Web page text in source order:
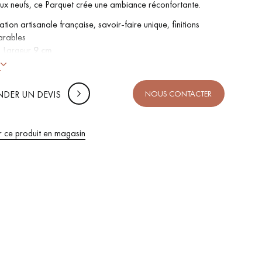
neufs, ce Parquet crée une ambiance réconfortante.
artisanale française, savoir-faire unique, finitions
Largeur
9 cm
Huile cire naturelle
- Nuances +/- importantes, nœuds sans limites de
UN DEVIS NOUS CONTACTER
ce produit en magasin